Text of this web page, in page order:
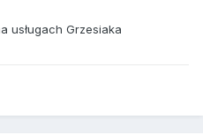
usługach Grzesiaka